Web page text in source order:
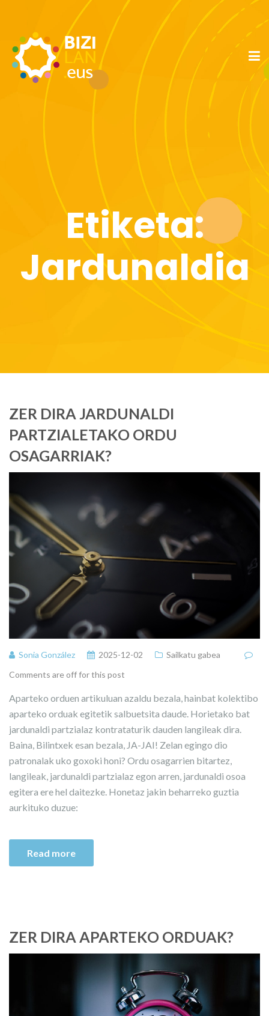
Etiketa:
Jardunaldia
ZER DIRA JARDUNALDI
PARTZIALETAKO ORDU
OSAGARRIAK?
Sonia González 2025-12-02
Sailkatu gabea
Comments are off for this post
Aparteko orduen artikuluan azaldu bezala, hainbat kolektibo
aparteko orduak egitetik salbuetsita daude. Horietako bat
jardunaldi partzialaz kontrataturik dauden langileak dira.
Baina, Bilintxek esan bezala, JA-JAI! Zelan egingo dio
patronalak uko goxoki honi? Ordu osagarrien bitartez,
langileak, jardunaldi partzialaz egon arren, jardunaldi osoa
egitera ere hel daitezke. Honetaz jakin beharreko guztia
aurkituko duzue:
Read more
ZER DIRA APARTEKO ORDUAK?